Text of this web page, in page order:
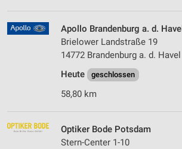
Apollo Brandenburg a. d. Havel
Brielower Landstraße 19
14772 Brandenburg a. d. Havel
Heute
geschlossen
58,80 km
Optiker Bode Potsdam
Stern-Center 1-10